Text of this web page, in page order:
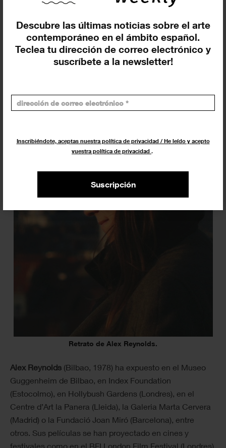
Descubre las últimas noticias sobre el arte
contemporáneo en el ámbito español.
Teclea tu dirección de correo electrónico y
suscríbete a la newsletter!
Inscribiéndote, aceptas nuestra política de privacidad / He leído y acepto
vuestra política de privacidad .
Suscripción
en serio, ya sea a través de un videoclip, una película de
reacción muy física, me sale una risa de sorpresa y
alegría.
_________________________________
Retrato de Alex Reynolds.
Alex Reynolds (Bilbao, 1978) ha expuesto en el Museo
Guggenheim de Bilbao, en Index Foundation
(Estocolmo), en Hollybush Gardens (Londres), en el
Centre d’Art la Panera (Lleida), la Galeria Marta Cervera
(Madrid) o la Fundació Joan Miró (Barcelona), entre
otros. Sus películas se han proyectado en cines y
festivales como en el BFI London Film Festival (Londres),